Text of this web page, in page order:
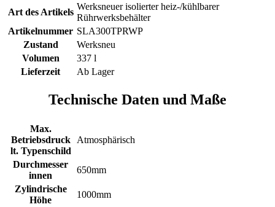
Art des Artikels
Werksneuer isolierter heiz-/kühlbarer
Rührwerksbehälter
Artikelnummer SLA300TPRWP
Zustand
Werksneu
Volumen
337 l
Lieferzeit
Ab Lager
Technische Daten und Maße
Max.
Betriebsdruck
lt. Typenschild
Atmosphärisch
Durchmesser
innen
650mm
Zylindrische
Höhe
1000mm